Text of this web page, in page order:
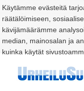
Käytämme evästeitä
räätälöimiseen,
kävijämäärämme
median, mainosalan ja
kuinka käytät